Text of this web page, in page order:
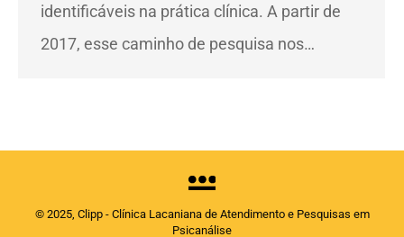
identificáveis na prática clínica. A partir de
2017, esse caminho de pesquisa nos…
© 2025, Clipp - Clínica Lacaniana de Atendimento e Pesquisas em
Psicanálise